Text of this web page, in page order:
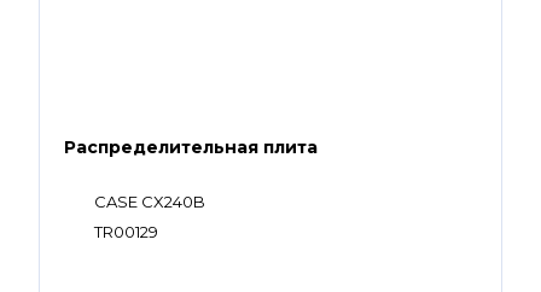
Распределительная плита
CASE CX240B
TR00129